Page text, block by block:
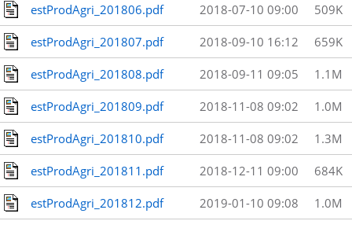
estProdAgri_201806.pdf 2018-07-10 09:00 509K
estProdAgri_201807.pdf 2018-09-10 16:12 659K
estProdAgri_201808.pdf 2018-09-11 09:05 1.1M
estProdAgri_201809.pdf 2018-11-08 09:02 1.0M
estProdAgri_201810.pdf 2018-11-08 09:02 1.3M
estProdAgri_201811.pdf 2018-12-11 09:00 684K
estProdAgri_201812.pdf 2019-01-10 09:08 1.0M